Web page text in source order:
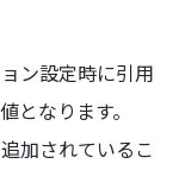
ン設定時に引用
となります。
加されているこ